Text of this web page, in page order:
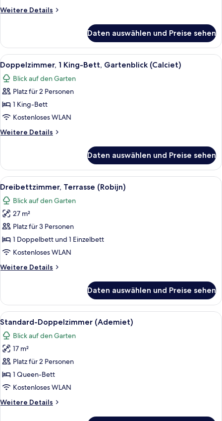
anzeigen
Weitere Details
Weitere
1 King-
Bett,
Gartenblick
(Larimar)
Daten auswählen und Preise sehen
Alle
Fotos
für
Doppelzimmer,
1 King-
Bett,
Gartenblick
(Calciet)
Ein modernes Schlafzimmer mit
4
Doppelzimmer, 1 King-Bett, Gartenblick (Calciet)
Blick auf den Garten
Platz für 2 Personen
1 King-Bett
Kostenloses WLAN
Weitere Details
Weitere
1 King-
Bett,
Gartenblick
(Calciet)
Daten auswählen und Preise sehen
Alle
Fotos
für
Dreibettzimmer,
Terrasse
(Robijn)
anzeigen
Ein modernes Schlafzimmer mit
4
Dreibettzimmer, Terrasse (Robijn)
Blick auf den Garten
27 m²
Platz für 3 Personen
1 Doppelbett und 1 Einzelbett
Kostenloses WLAN
Weitere Details
Weitere
Terrasse
(Robijn)
Daten auswählen und Preise sehen
Alle
Fotos
für
Standard-
Doppelzimmer
(Ademiet)
anzeigen
Ein Schlafzimmer mit Bett, Kissen,
4
Standard-Doppelzimmer (Ademiet)
Blick auf den Garten
17 m²
Platz für 2 Personen
1 Queen-Bett
Kostenloses WLAN
Weitere Details
Weitere